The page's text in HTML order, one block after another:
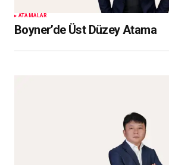
ATAMALAR
Boyner’de Üst Düzey Atama